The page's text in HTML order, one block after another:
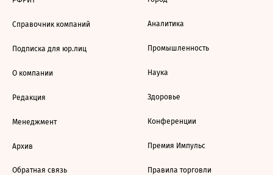
Справочник компаний
Подписка для юр.лиц
О компании
Редакция
Менеджмент
Архив
Обратная связь
Аналитика
Промышленность
Наука
Здоровье
Конференции
Премия Импульс
Правила торговли